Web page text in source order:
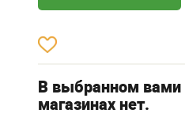
В выбранном вами
магазинах нет.